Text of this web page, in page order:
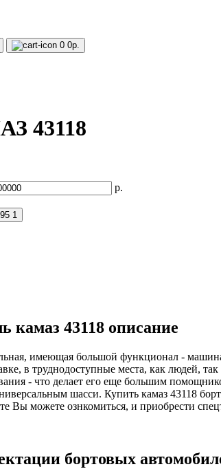
0 0р.
43118
р.
1
камаз 43118 описание
имеющая большой функционал -
в труднодоступные места, как людей,
- что делает его еще большим
шасси. Купить камаз 43118
Вы можете ознкомиться, и приобрести
бортовых